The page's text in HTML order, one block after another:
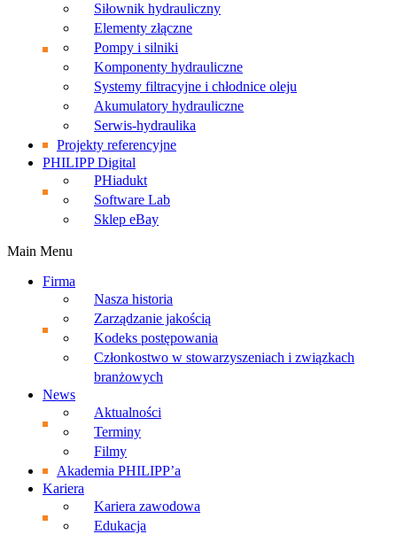
Siłownik hydrauliczny
Elementy złączne
Pompy i silniki
Komponenty hydrauliczne
Systemy filtracyjne i chłodnice oleju
Akumulatory hydrauliczne
Serwis-hydraulika
Projekty referencyjne
PHILIPP Digital
PHiadukt
Software Lab
Sklep eBay
Main Menu
Firma
Nasza historia
Zarządzanie jakością
Kodeks postępowania
Członkostwo w stowarzyszeniach i związkach
branżowych
News
Aktualności
Terminy
Filmy
Akademia PHILIPP’a
Kariera
Kariera zawodowa
Edukacja